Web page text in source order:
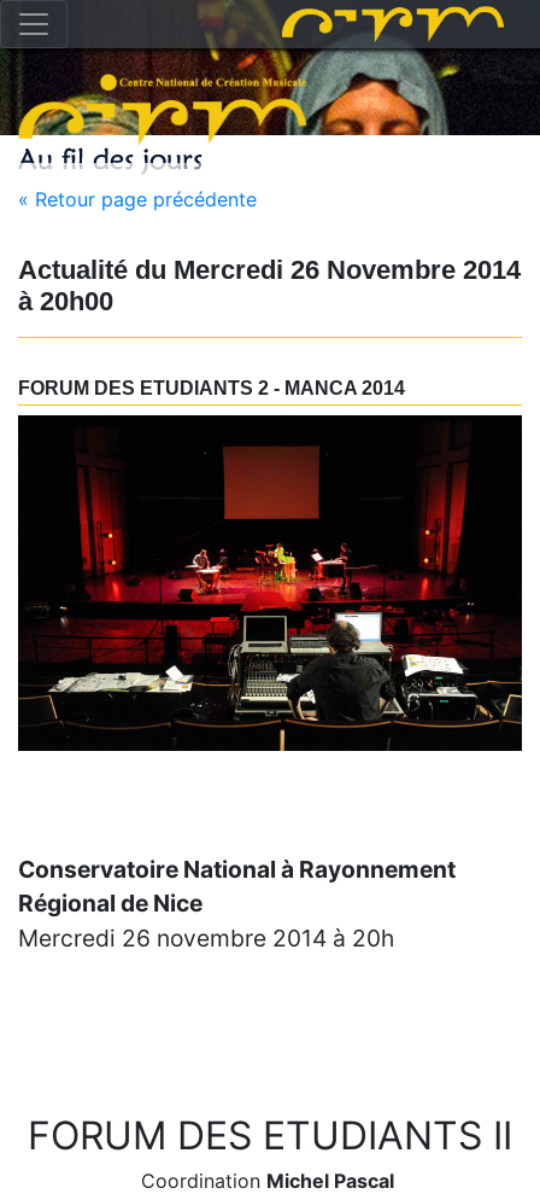
« Retour page précédente
Actualité du Mercredi 26 Novembre 2014
à20h00
FORUM DES ETUDIANTS 2 - MANCA 2014
Conservatoire National à Rayonnement
Régional de Nice
Mercredi 26 novembre 2014 à 20h
FORUM DES ETUDIANTS II
Coordination Michel Pascal